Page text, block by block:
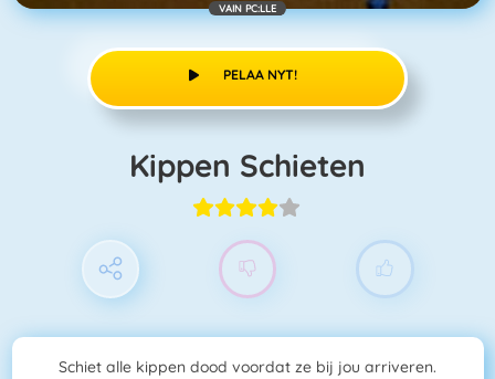
VAIN PC:LLE
PELAA NYT!
Kippen Schieten
Schiet alle kippen dood voordat ze bij jou arriveren.